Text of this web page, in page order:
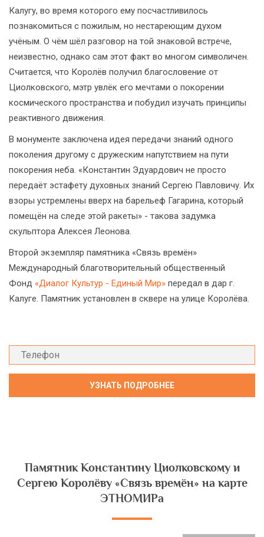
Калугу, во время которого ему посчастливилось
познакомиться с пожилым, но нестареющим духом
учёным. О чём шёл разговор на той знаковой встрече,
неизвестно, однако сам этот факт во многом символичен.
Считается, что Королёв получил благословение от
Циолковского, мэтр увлёк его мечтами о покорении
космического пространства и побудил изучать принципы
реактивного движения.
В монументе заключена идея передачи знаний одного
поколения другому с дружеским напутствием на пути
покорения неба. «Константин Эдуардович не просто
передаёт эстафету духовных знаний Сергею Павловичу. Их
взоры устремлены вверх на барельеф Гагарина, который
помещён на следе этой ракеты» - такова задумка
скульптора Алексея Леонова.
Второй экземпляр памятника «Связь времён»
Международный благотворительный общественный
Фонд «Диалог Культур - Единый Мир» передал в дар г.
Калуге. Памятник установлен в сквере на улице Королёва.
Памятник Константину Циолковскому и
Сергею Королёву «Связь времён» на карте
ЭТНОМИРа